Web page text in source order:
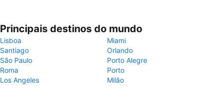
Principais destinos do mundo
Lisboa
Miami
Santiago
Orlando
São Paulo
Porto Alegre
Roma
Porto
Los Angeles
Milão